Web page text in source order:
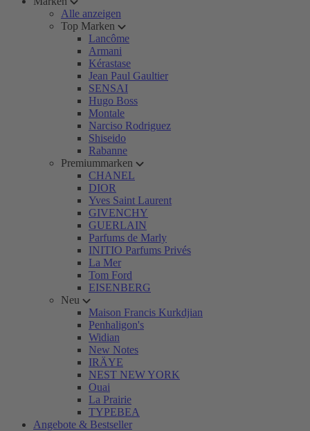
Alle anzeigen
Top Marken
Lancôme
Armani
Kérastase
Jean Paul Gaultier
SENSAI
Hugo Boss
Montale
Narciso Rodriguez
Shiseido
Rabanne
Premiummarken
CHANEL
DIOR
Yves Saint Laurent
GIVENCHY
GUERLAIN
Parfums de Marly
INITIO Parfums Privés
La Mer
Tom Ford
EISENBERG
Neu
Maison Francis Kurkdjian
Penhaligon's
Widian
New Notes
IRÄYE
NEST NEW YORK
Ouai
La Prairie
TYPEBEA
Angebote & Bestseller